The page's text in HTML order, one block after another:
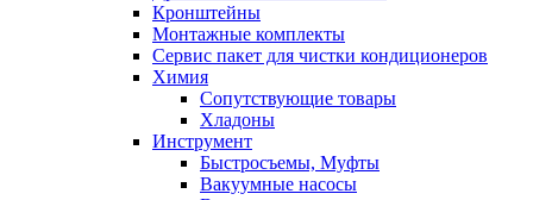
Кронштейны
Монтажные комплекты
Сервис пакет для чистки кондиционеров
Химия
Сопутствующие товары
Хладоны
Инструмент
Быстросъемы, Муфты
Вакуумные насосы